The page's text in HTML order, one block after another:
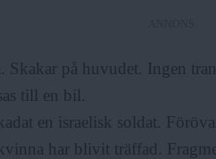
Skakar på huvudet. Ingen
till en bil.
en israelisk soldat.
har blivit träffad.